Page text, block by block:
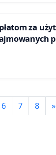
za
6 7 8 »